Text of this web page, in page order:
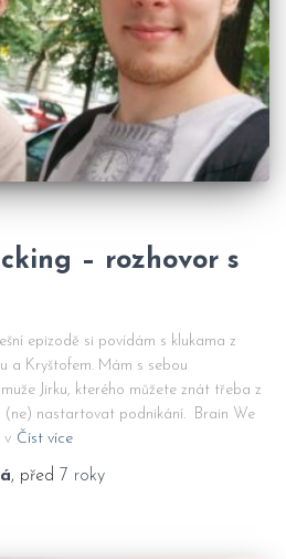
– rozhovor s
epizodě si povídám s klukama z
a Kryštofem. Mám s sebou
Jirku, kterého můžete znát třeba z
(ne) nastartovat podnikání. Brain We
v Číst více
, před 7 roky